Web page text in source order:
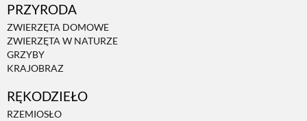
PRZYRODA
ZWIERZĘTA DOMOWE
ZWIERZĘTA W NATURZE
GRZYBY
KRAJOBRAZ
RĘKODZIEŁO
RZEMIOSŁO